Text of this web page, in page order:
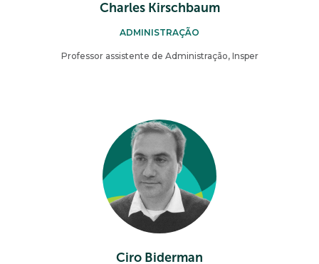
Charles Kirschbaum
ADMINISTRAÇÃO
Professor assistente de Administração, Insper
Ciro Biderman